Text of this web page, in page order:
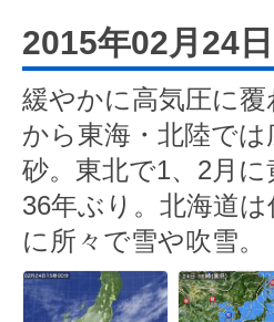
2015年02月24
緩やかに高気圧に
から東海・北陸で
砂。東北で1、2月
36年ぶり。北海道
に所々で雪や吹雪。